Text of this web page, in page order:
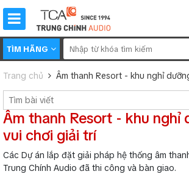
TÌM HÃNG
Trang chủ Âm thanh Resort - khu nghỉ
Âm thanh Resort - khu nghỉ
vui chơi giải trí
Các Dự án lắp đặt giải pháp hệ thống âm
Trung Chính Audio đã thi công và bàn giao.